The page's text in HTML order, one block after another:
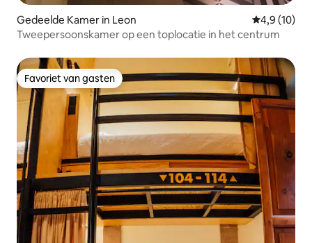
Gedeelde Kamer in Leon
4,9 (10)
Tweepersoonskamer op een toplocatie in het centrum
Favoriet van gasten
Favoriet van gasten